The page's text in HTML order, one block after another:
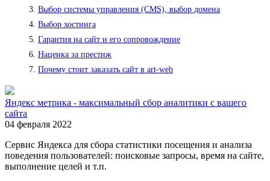
Выбор системы управления (CMS), выбор домена
Выбор хостинга
Гарантия на сайт и его сопровождение
Наценка за престиж
Почему стоит заказать сайт в art-web
Яндекс метрика - максимальный сбор аналитики с вашего
сайта
04 февраля 2022
Сервис Яндекса для сбора статистики посещения и анализа
поведения пользователей: поисковые запросы, время на сайте,
выполнение целей и т.п.